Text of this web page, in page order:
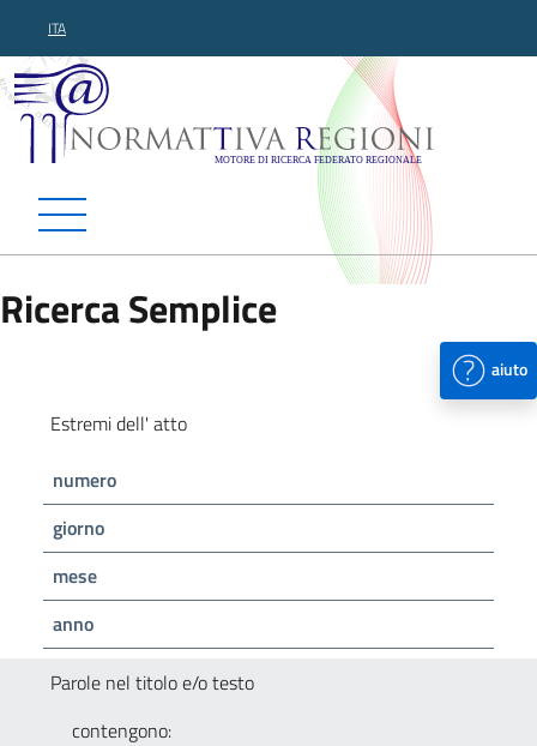
ITA
Normattiva Regioni -
Ricerca Semplice
aiuto
Estremi dell' atto
numero
giorno
mese
anno
Parole nel titolo e/o testo
contengono: